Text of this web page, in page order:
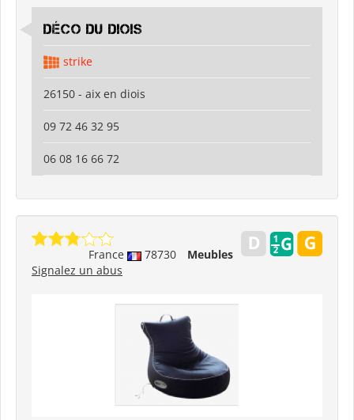
déco du diois
strike
26150 - aix en diois
09 72 46 32 95
06 08 16 66 72
France 78730
Meubles
Signalez un abus